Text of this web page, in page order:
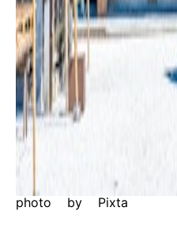
photo by Pixta